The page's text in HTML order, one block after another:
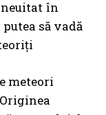
în
să vadă
meteori